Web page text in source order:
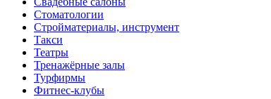
Стоматологии
Стройматериалы, инструмент
Такси
Театры
Тренажёрные залы
Турфирмы
Фитнес-клубы